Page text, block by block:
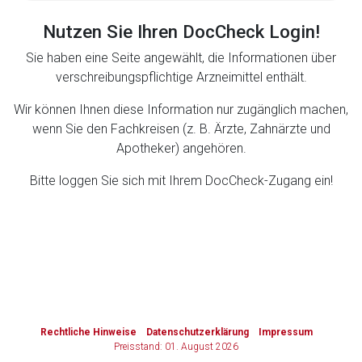
Nutzen Sie Ihren DocCheck Login!
Sie haben eine Seite angewählt, die Informationen über
verschreibungspflichtige Arzneimittel enthält.
Wir können Ihnen diese Information nur zugänglich machen,
wenn Sie den Fachkreisen (z. B. Ärzte, Zahnärzte und
Apotheker) angehören.
Bitte loggen Sie sich mit Ihrem DocCheck-Zugang ein!
Rechtliche Hinweise Datenschutzerklärung
Impressum
Preisstand: 01. August 2026
Zurück zur rote-liste.de Zur Seite